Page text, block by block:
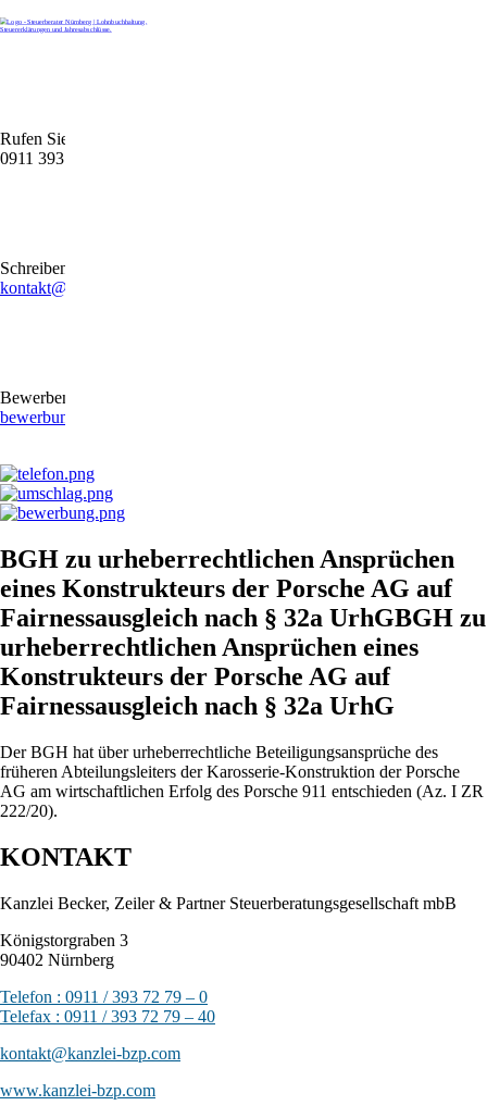
Rufen Sie uns gerne an
0911 39372790
Schreiben Sie uns gerne eine E-Mail
kontakt@stb-becker-zeiler.de
Bewerben Sie sich online oder per E-Mail
bewerbung@stb-becker-zeiler.de
BGH zu urheberrechtlichen Ansprüchen
eines Konstrukteurs der Porsche AG auf
Fairnessausgleich nach § 32a UrhGBGH zu
urheberrechtlichen Ansprüchen eines
Konstrukteurs der Porsche AG auf
Fairnessausgleich nach § 32a UrhG
Der BGH hat über urheberrechtliche Beteiligungsansprüche des
früheren Abteilungsleiters der Karosserie-Konstruktion der Porsche
AG am wirtschaftlichen Erfolg des Porsche 911 entschieden (Az. I ZR
222/20).
KONTAKT
Kanzlei Becker, Zeiler & Partner Steuerberatungsgesellschaft mbB
Königstorgraben 3
90402 Nürnberg
Telefon : 0911 / 393 72 79 – 0
Telefax : 0911 / 393 72 79 – 40
kontakt@kanzlei-bzp.com
www.kanzlei-bzp.com